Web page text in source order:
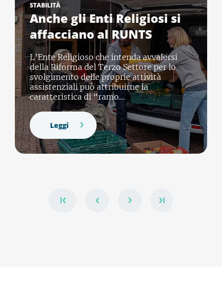
STABILITÀ
Anche gli Enti Religiosi si
affacciano al RUNTS
L’Ente Religioso che intenda avvalersi
della Riforma del Terzo Settore per lo
svolgimento delle proprie attività
assistenziali può attribuirne la
caratteristica di “ramo...
Leggi